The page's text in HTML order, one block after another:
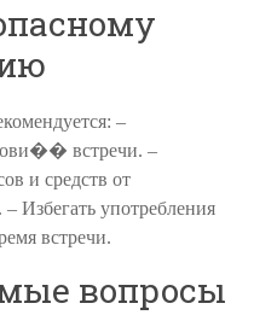
–
встречи. –
и средств от
Избегать употребления
встречи.
вопросы